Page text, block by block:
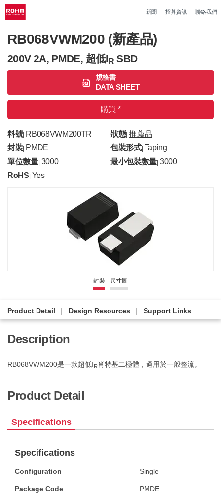
新聞 招募資訊 聯絡我們
RB068VWM200 (新產品)
200V 2A, PMDE, 超低I R SBD
規格書
DATA SHEET
購買 *
料號| RB068VWM200TR 狀態|推薦品
封裝| PMDE 包裝形式| Taping
單位數量| 3000 最小包裝數量 |3000
RoHS Yes
封裝 尺寸圖
Product Detail Design Resources Support Links
Description
RB068VWM200是一款超低IR肖特基二極體，適用於一般整流。
Product Detail
Specifications
Specifications
Configuration Single
Package Code PMDE